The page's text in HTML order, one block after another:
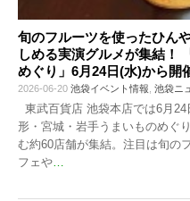
旬のフルーツを使ったひん
しめる実演グルメが集結！
めぐり」6月24日(水)から開
2026-06-20 池袋イベント情報 池袋ニ
東武百貨店 池袋本店では6月
形・宮城・岩手うまいものめぐ
む約60店舗が集結。注目は旬の
フェや